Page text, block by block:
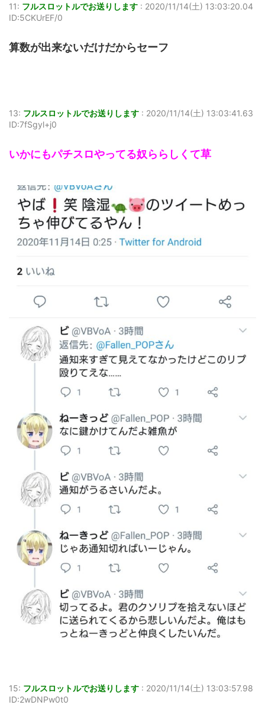
11: フルスロットルでお送りします : 2020/11/14(土) 13:03:20.04
ID:5CKUrEF/0
算数が出来ないだけだからセーフ
13: フルスロットルでお送りします : 2020/11/14(土) 13:03:41.63
ID:7fSgyl+j0
いかにもパチスロやってる奴ららしくて草
15: フルスロットルでお送りします : 2020/11/14(土) 13:03:57.98
ID:2wDNPw0t0